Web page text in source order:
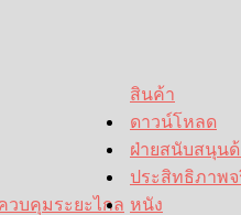
สินค้า
วบคุมระยะไกล
ดาวน์โหลด
ฝ่ายสนับสนุน
ประสิทธิภาพจ
หนัง